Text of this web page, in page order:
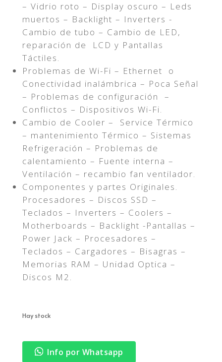
– Vidrio roto – Display oscuro – Leds
muertos – Backlight – Inverters -
Cambio de tubo – Cambio de LED,
reparación de LCD y Pantallas
Táctiles.
Problemas de Wi-Fi – Ethernet o
Conectividad inalámbrica – Poca Señal
– Problemas de configuración –
Conflictos – Dispositivos Wi-Fi.
Cambio de Cooler – Service Térmico
– mantenimiento Térmico – Sistemas
Refrigeración – Problemas de
calentamiento – Fuente interna –
Ventilación – recambio fan ventilador.
Componentes y partes Originales.
Procesadores – Discos SSD –
Teclados – Inverters – Coolers –
Motherboards – Backlight -Pantallas –
Power Jack – Procesadores –
Teclados – Cargadores – Bisagras –
Memorias RAM – Unidad Optica –
Discos M2.
Hay stock
Info por Whatsapp